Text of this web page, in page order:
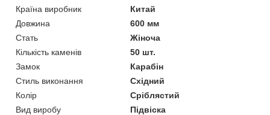
Країна виробник
Китай
Довжина
600 мм
Стать
Жіноча
Кількість каменів
50 шт.
Замок
Карабін
Стиль виконання
Східний
Колір
Сріблястий
Вид виробу
Підвіска